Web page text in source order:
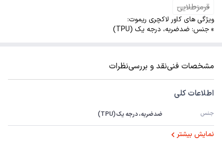
قرمزطلایی
ویژگی های کاور لاکچری ریموت:
» جنس: ضدضربه، درجه یک (TPU)
مشخصات فنینقد و بررسینظرات
اطلاعات کلی
جنس ضدضربه، درجه یک (TPU)
نمایش بیشتر